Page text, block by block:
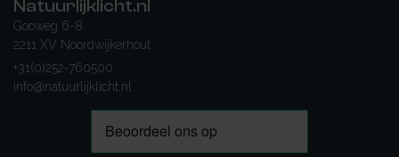
Natuurlijklicht.nl
Gooweg 6-8
2211 XV Noordwijkerhout
+31(0)252-760500
info@natuurlijklicht.nl